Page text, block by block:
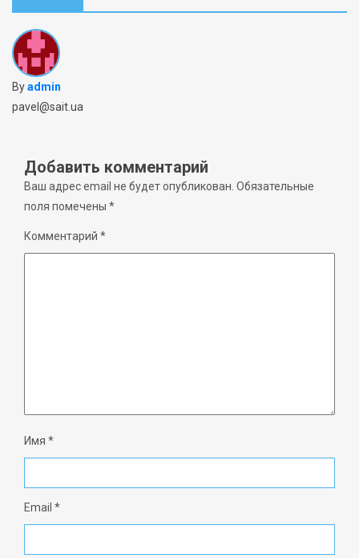
Byadmin
pavel@sait.ua
Добавить комментарий
Ваш адрес email не будет опубликован. Обязательные
поля помечены *
Комментарий *
Имя *
Email *